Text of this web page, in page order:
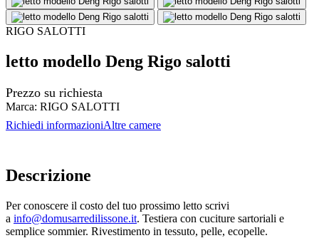
RIGO SALOTTI
letto modello Deng Rigo salotti
Prezzo su richiesta
Marca: RIGO SALOTTI
Richiedi informazioniAltre camere
Descrizione
Per conoscere il costo del tuo prossimo letto scrivi
a info@domusarredilissone.it. Testiera con cuciture sartoriali e
semplice sommier. Rivestimento in tessuto, pelle, ecopelle.